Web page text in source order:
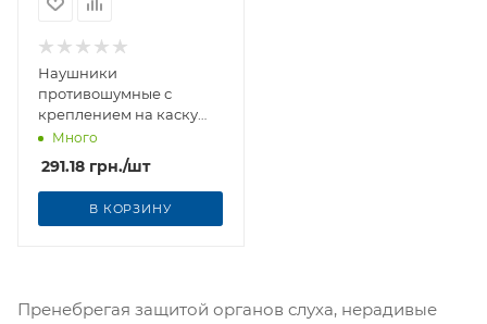
Наушники
противошумные с
креплением на каску
CL-23 (SNR 24дБ)
Много
291.18 грн./шт
В КОРЗИНУ
Пренебрегая защитой органов слуха, нерадивые